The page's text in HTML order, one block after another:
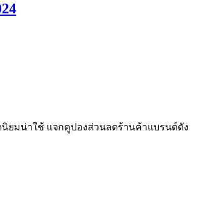
นิยมน่าใช้ แจกคูปองส่วนลดร้านค้าแบรนด์ดัง